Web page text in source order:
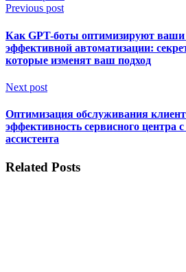
Previous post
Как GPT-боты оптимизируют ваши
эффективной автоматизации:
которые изменят ваш подход
Next post
Оптимизация обслуживания
эффективность сервисного центра
ассистента
Related Posts